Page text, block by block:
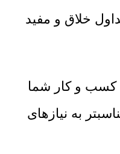
خلاق و مفید
کسب و کار شما
به نیازهای